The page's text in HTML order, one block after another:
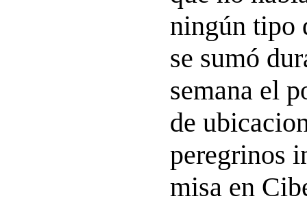
ningún tipo
se sumó
semana el
de
peregrinos
misa en